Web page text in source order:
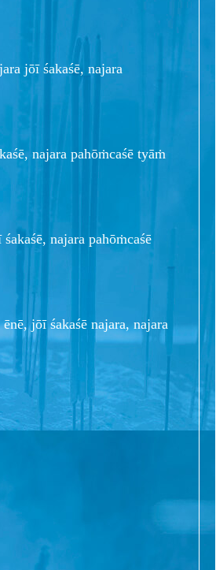
jōī śakaśē, najara
najara pahōṁcaśē tyāṁ
najara pahōṁcaśē
jōī śakaśē najara, najara